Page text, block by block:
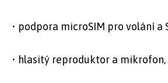
• podpora microSIM pro volání a
• hlasitý reproduktor a mikrofon,